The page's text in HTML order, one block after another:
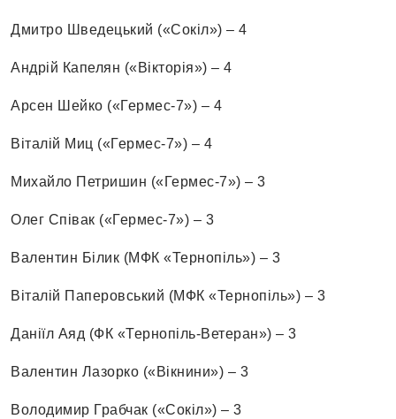
Дмитро Шведецький («Сокіл») – 4
Андрій Капелян («Вікторія») – 4
Арсен Шейко («Гермес-7») – 4
Віталій Миц («Гермес-7») – 4
Михайло Петришин («Гермес-7») – 3
Олег Співак («Гермес-7») – 3
Валентин Білик (МФК «Тернопіль») – 3
Віталій Паперовський (МФК «Тернопіль») – 3
Даніїл Аяд (ФК «Тернопіль-Ветеран») – 3
Валентин Лазорко («Вікнини») – 3
Володимир Грабчак («Сокіл») – 3